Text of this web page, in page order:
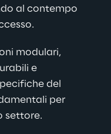
al contempo
modulari,
e
del
per
settore.